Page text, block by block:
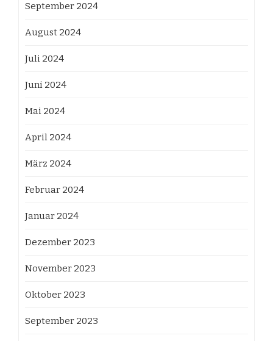
September 2024
August 2024
Juli 2024
Juni 2024
Mai 2024
April 2024
März 2024
Februar 2024
Januar 2024
Dezember 2023
November 2023
Oktober 2023
September 2023